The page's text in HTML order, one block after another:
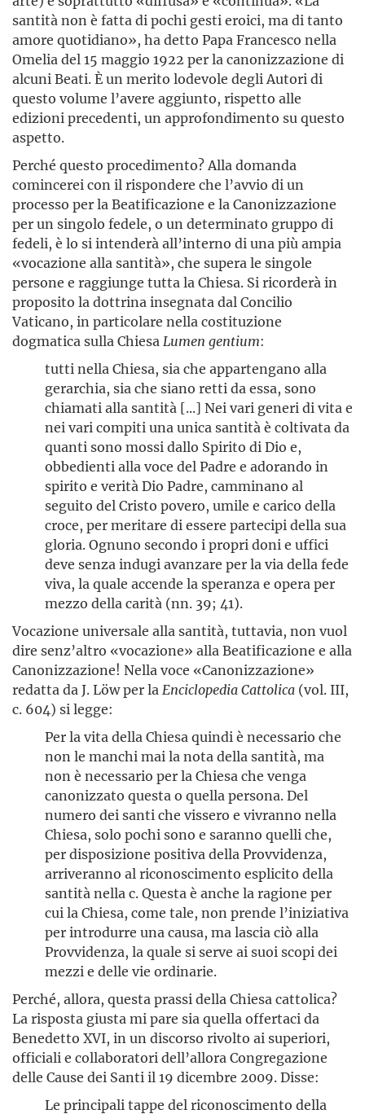
santità non è fatta di pochi gesti eroici, ma di tanto
amore quotidiano», ha detto Papa Francesco nella
Omelia del 15 maggio 1922 per la canonizzazione di
alcuni Beati. È un merito lodevole degli Autori di
questo volume l’avere aggiunto, rispetto alle
edizioni precedenti, un approfondimento su questo
aspetto.
Perché questo procedimento? Alla domanda
comincerei con il rispondere che l’avvio di un
processo per la Beatificazione e la Canonizzazione
per un singolo fedele, o un determinato gruppo di
fedeli, è lo si intenderà all’interno di una più ampia
«vocazione alla santità», che supera le singole
persone e raggiunge tutta la Chiesa. Si ricorderà in
proposito la dottrina insegnata dal Concilio
Vaticano, in particolare nella costituzione
dogmatica sulla Chiesa Lumen gentium:
tutti nella Chiesa, sia che appartengano alla
gerarchia, sia che siano retti da essa, sono
chiamati alla santità [...] Nei vari generi di vita e
nei vari compiti una unica santità è coltivata da
quanti sono mossi dallo Spirito di Dio e,
obbedienti alla voce del Padre e adorando in
spirito e verità Dio Padre, camminano al
seguito del Cristo povero, umile e carico della
croce, per meritare di essere partecipi della sua
gloria. Ognuno secondo i propri doni e uffici
deve senza indugi avanzare per la via della fede
viva, la quale accende la speranza e opera per
mezzo della carità (nn. 39; 41).
Vocazione universale alla santità, tuttavia, non vuol
dire senz’altro «vocazione» alla Beatificazione e alla
Canonizzazione! Nella voce «Canonizzazione»
redatta da J. Löw per la Enciclopedia Cattolica (vol. III,
c. 604) si legge:
Per la vita della Chiesa quindi è necessario che
non le manchi mai la nota della santità, ma
non è necessario per la Chiesa che venga
canonizzato questa o quella persona. Del
numero dei santi che vissero e vivranno nella
Chiesa, solo pochi sono e saranno quelli che,
per disposizione positiva della Provvidenza,
arriveranno al riconoscimento esplicito della
santità nella c. Questa è anche la ragione per
cui la Chiesa, come tale, non prende l’iniziativa
per introdurre una causa, ma lascia ciò alla
Provvidenza, la quale si serve ai suoi scopi dei
mezzi e delle vie ordinarie.
Perché, allora, questa prassi della Chiesa cattolica?
La risposta giusta mi pare sia quella offertaci da
Benedetto XVI, in un discorso rivolto ai superiori,
officiali e collaboratori dell’allora Congregazione
delle Cause dei Santi il 19 dicembre 2009. Disse:
Le principali tappe del riconoscimento della